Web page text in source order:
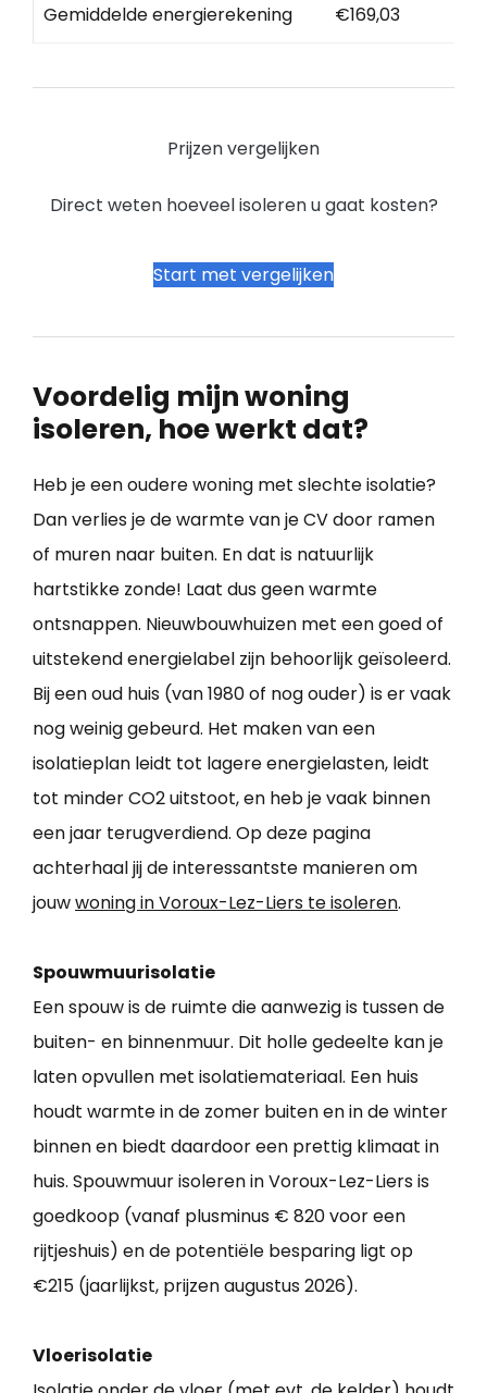
Gemiddelde energierekening €169,03
Prijzen vergelijken
Direct weten hoeveel isoleren u gaat kosten?
Start met vergelijken
Voordelig mijn woning
isoleren, hoe werkt dat?
Heb je een oudere woning met slechte isolatie?
Dan verlies je de warmte van je CV door ramen
of muren naar buiten. En dat is natuurlijk
hartstikke zonde! Laat dus geen warmte
ontsnappen. Nieuwbouwhuizen met een goed of
uitstekend energielabel zijn behoorlijk geïsoleerd.
Bij een oud huis (van 1980 of nog ouder) is er vaak
nog weinig gebeurd. Het maken van een
isolatieplan leidt tot lagere energielasten, leidt
tot minder CO2 uitstoot, en heb je vaak binnen
een jaar terugverdiend. Op deze pagina
achterhaal jij de interessantste manieren om
jouwwoning in Voroux-Lez-Liers te isoleren.
Spouwmuurisolatie
Een spouw is de ruimte die aanwezig is tussen de
buiten- en binnenmuur. Dit holle gedeelte kan je
laten opvullen met isolatiemateriaal. Een huis
houdt warmte in de zomer buiten en in de winter
binnen en biedt daardoor een prettig klimaat in
huis. Spouwmuur isoleren in Voroux-Lez-Liers is
goedkoop (vanaf plusminus € 820 voor een
rijtjeshuis) en de potentiële besparing ligt op
€215 (jaarlijkst, prijzen augustus 2026).
Vloerisolatie